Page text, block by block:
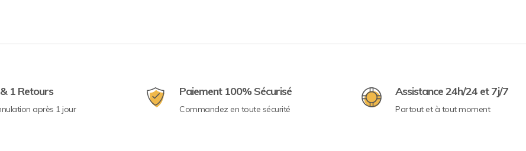
1 Retours
après 1 jour
Paiement 100% Sécurisé
Commandez en toute sécurité
Assistance 24h/24 et 7j/7
Partout et à tout moment